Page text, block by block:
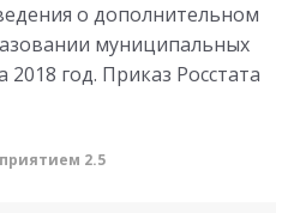
о дополнительном
муниципальных
год. Приказ Росстата
2.5